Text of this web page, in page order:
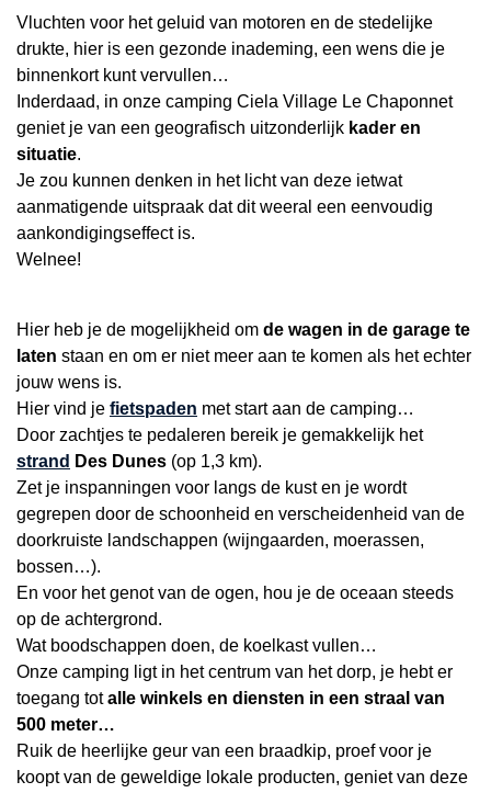
Vluchten voor het geluid van motoren en de stedelijke
drukte, hier is een gezonde inademing, een wens die je
binnenkort kunt vervullen…
Inderdaad, in onze camping Ciela Village Le Chaponnet
geniet je van een geografisch uitzonderlijk kader en
situatie.
Je zou kunnen denken in het licht van deze ietwat
aanmatigende uitspraak dat dit weeral een eenvoudig
aankondigingseffect is.
Welnee!
Hier heb je de mogelijkheid om de wagen in de garage te
laten staan en om er niet meer aan te komen als het echter
jouw wens is.
Hier vind je fietspaden met start aan de camping…
Door zachtjes te pedaleren bereik je gemakkelijk het
strand Des Dunes (op 1,3 km).
Zet je inspanningen voor langs de kust en je wordt
gegrepen door de schoonheid en verscheidenheid van de
doorkruiste landschappen (wijngaarden, moerassen,
bossen…).
En voor het genot van de ogen, hou je de oceaan steeds
op de achtergrond.
Wat boodschappen doen, de koelkast vullen…
Onze camping ligt in het centrum van het dorp, je hebt er
toegang totalle winkels en diensten in een straal van
500 meter…
Ruik de heerlijke geur van een braadkip, proef voor je
koopt van de geweldige lokale producten, geniet van deze